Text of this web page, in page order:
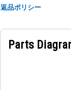
返品ポリシー
Parts